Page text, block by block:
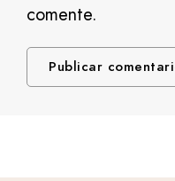
comente.